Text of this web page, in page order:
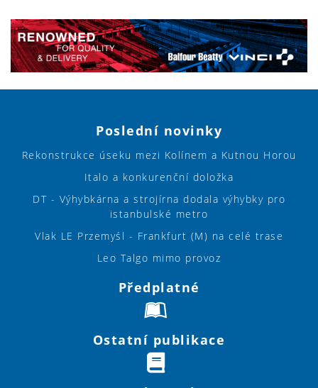
Poslední novinky
Rekonstrukce úseku mezi Kolínem a Kutnou Horou
Italo a konkurenční doložka
DT - Výhybkárna a strojírna dodala výhybky pro
istanbulské metro
Vlak LE Przemyśl - Frankfurt (M) na celé trase
Leo Talgo mimo provoz
Předplatné
Ostatní publikace